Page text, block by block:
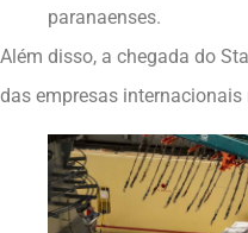
paranaenses.
Além disso, a chegada do
das empresas